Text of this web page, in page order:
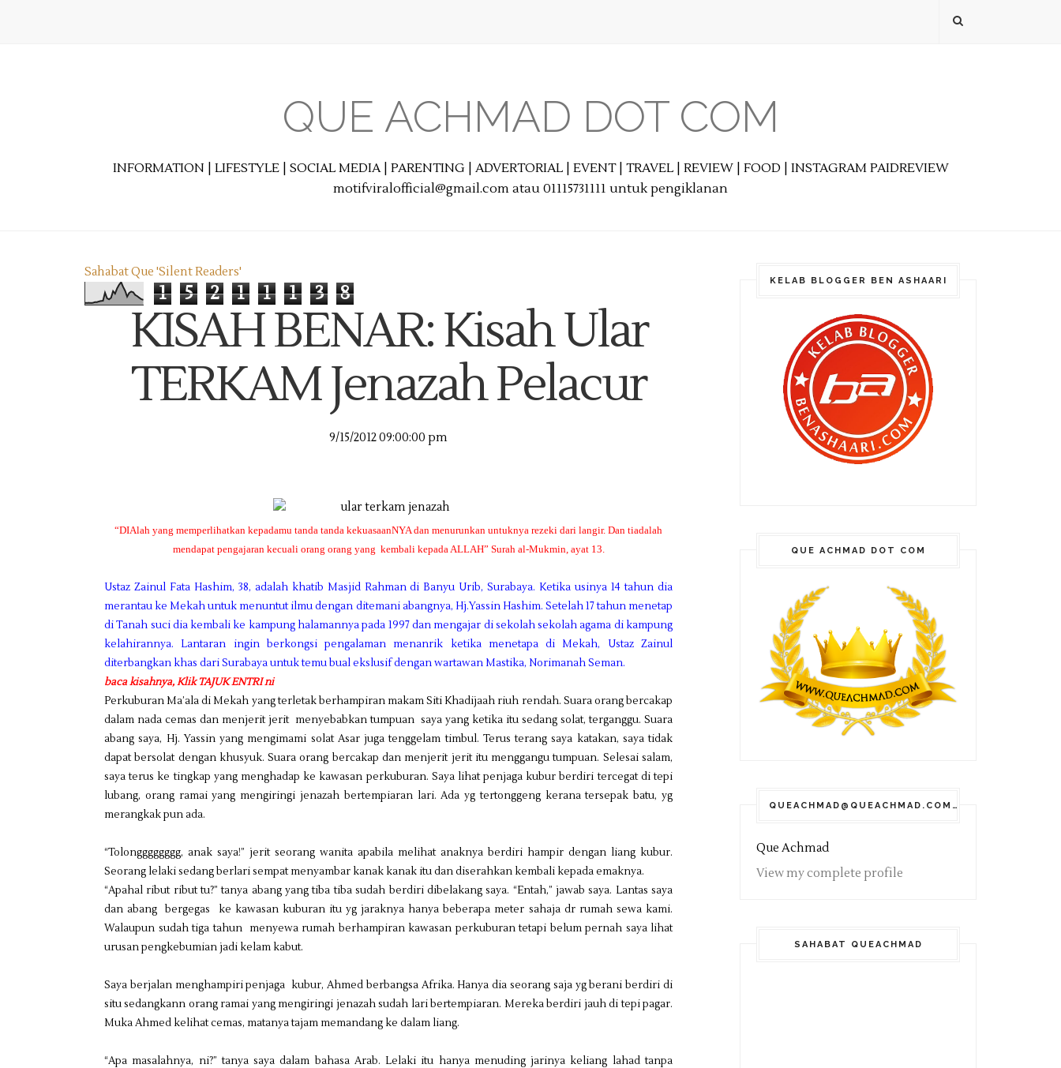
QUE ACHMAD DOT COM
INFORMATION | LIFESTYLE | SOCIAL MEDIA | PARENTING | ADVERTORIAL | EVENT | TRAVEL | REVIEW | FOOD | INSTAGRAM PAIDREVIEW
motifviralofficial@gmail.com atau 01115731111 untuk pengiklanan
Sahabat Que 'Silent Readers'
1 5 2 1 1 1 3 8
KISAH BENAR: Kisah Ular
TERKAM Jenazah Pelacur
9/15/2012 09:00:00 pm
“DIAlah yang memperlihatkan kepadamu tanda tanda kekuasaanNYA dan menurunkan untuknya rezeki dari langir. Dan tiadalah
mendapat pengajaran kecuali orang orang yang kembali kepada ALLAH” Surah al-Mukmin, ayat 13.
Ustaz Zainul Fata Hashim, 38, adalah khatib Masjid Rahman di Banyu Urib, Surabaya. Ketika usinya 14 tahun dia
merantau ke Mekah untuk menuntut ilmu dengan ditemani abangnya, Hj.Yassin Hashim. Setelah 17 tahun menetap
di Tanah suci dia kembali ke kampung halamannya pada 1997 dan mengajar di sekolah sekolah agama di kampung
kelahirannya. Lantaran ingin berkongsi pengalaman menanrik ketika menetapa di Mekah, Ustaz Zainul
diterbangkan khas dari Surabaya untuk temu bual ekslusif dengan wartawan Mastika, Norimanah Seman.
baca kisahnya, Klik TAJUK ENTRI ni
Perkuburan Ma’ala di Mekah yang terletak berhampiran makam Siti Khadijaah riuh rendah. Suara orang bercakap
dalam nada cemas dan menjerit jerit menyebabkan tumpuan saya yang ketika itu sedang solat, terganggu. Suara
abang saya, Hj. Yassin yang mengimami solat Asar juga tenggelam timbul. Terus terang saya katakan, saya tidak
dapat bersolat dengan khusyuk. Suara orang bercakap dan menjerit jerit itu menggangu tumpuan. Selesai salam,
saya terus ke tingkap yang menghadap ke kawasan perkuburan. Saya lihat penjaga kubur berdiri tercegat di tepi
lubang, orang ramai yang mengiringi jenazah bertempiaran lari. Ada yg tertonggeng kerana tersepak batu, yg
merangkak pun ada.
“Tolongggggggg, anak saya!” jerit seorang wanita apabila melihat anaknya berdiri hampir dengan liang kubur.
Seorang lelaki sedang berlari sempat menyambar kanak kanak itu dan diserahkan kembali kepada emaknya.
“Apahal ribut ribut tu?” tanya abang yang tiba tiba sudah berdiri dibelakang saya. “Entah,” jawab saya. Lantas saya
dan abang bergegas ke kawasan kuburan itu yg jaraknya hanya beberapa meter sahaja dr rumah sewa kami.
Walaupun sudah tiga tahun menyewa rumah berhampiran kawasan perkuburan tetapi belum pernah saya lihat
urusan pengkebumian jadi kelam kabut.
Saya berjalan menghampiri penjaga kubur, Ahmed berbangsa Afrika. Hanya dia seorang saja yg berani berdiri di
situ sedangkann orang ramai yang mengiringi jenazah sudah lari bertempiaran. Mereka berdiri jauh di tepi pagar.
Muka Ahmed kelihat cemas, matanya tajam memandang ke dalam liang.
“Apa masalahnya, ni?” tanya saya dalam bahasa Arab. Lelaki itu hanya menuding jarinya keliang lahad tanpa
KELAB BLOGGER BEN ASHAARI
QUE ACHMAD DOT COM
QUEACHMAD@QUEACHMAD.COM
Que Achmad
View my complete profile
SAHABAT QUEACHMAD